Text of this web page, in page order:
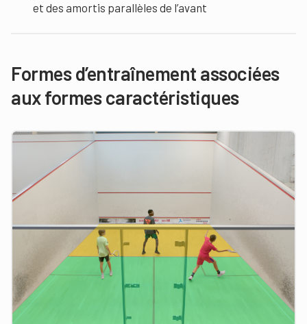
et des amortis parallèles de l’avant
Formes d’entraînement associées
aux formes caractéristiques